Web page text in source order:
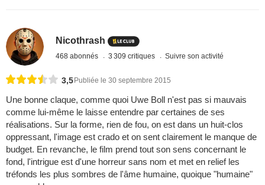
Nicothrash
468 abonnés 3 309 critiques Suivre son activité
3,5 Publiée le 30 septembre 2015
Une bonne claque, comme quoi Uwe Boll n'est pas si mauvais
comme lui-même le laisse entendre par certaines de ses
réalisations. Sur la forme, rien de fou, on est dans un huit-clos
oppressant, l'image est crado et on sent clairement le manque de
budget. En revanche, le film prend tout son sens concernant le
fond, l'intrigue est d'une horreur sans nom et met en relief les
tréfonds les plus sombres de l'âme humaine, quoique "humaine"